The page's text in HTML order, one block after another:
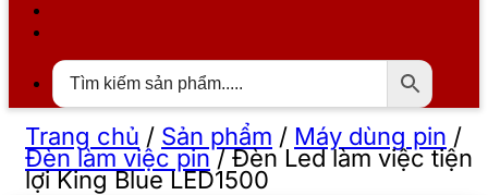
Trang chủ / Sản phẩm / Máy dùng pin /
Đèn làm việc pin/Đèn Led làm việc tiện
lợi King Blue LED1500